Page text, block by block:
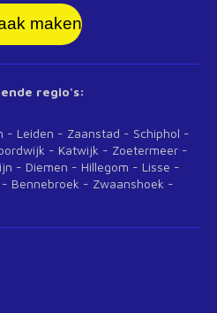
maken
regio's:
- Zaanstad - Schiphol -
- Katwijk - Zoetermeer -
- Hillegom - Lisse -
Bennebroek - Zwaanshoek -